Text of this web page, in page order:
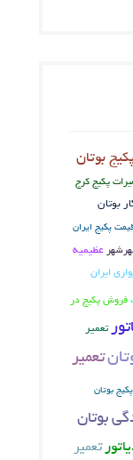
بوتان
پکیج کرج
بوتان
پکیج ایران
عظیمیه
ایران
فروش پکیج در
تعمیر
تعمیر
بوتان
بوتان
تعمیر